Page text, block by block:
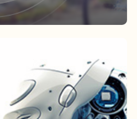
博览会”中占据一席之地。公司全系列产品
、时尚的外观设计引领着欧洲电子消…